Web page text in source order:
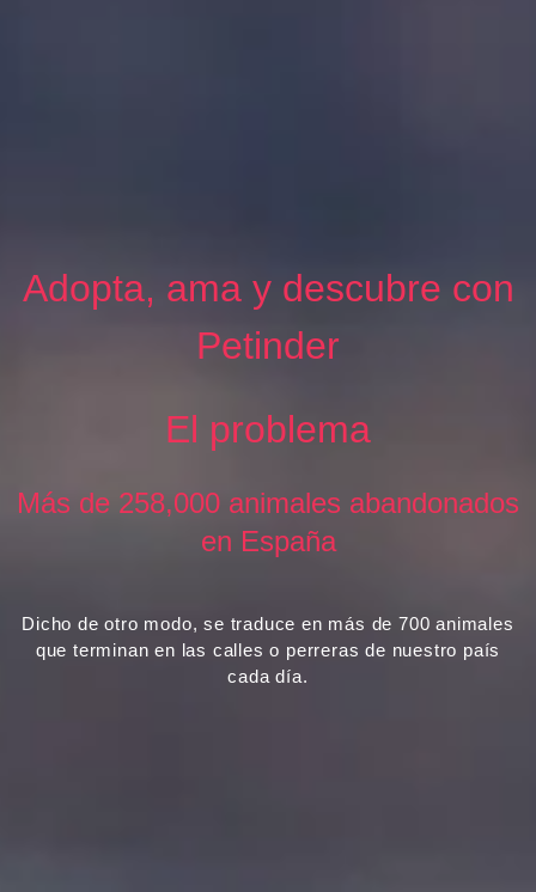
Adopta, ama y descubre con
Petinder
El problema
Más de 258,000 animales abandonados
en España
Dicho de otro modo, se traduce en más de700 animales
que terminan en las calles o perreras de nuestro país
cada día.